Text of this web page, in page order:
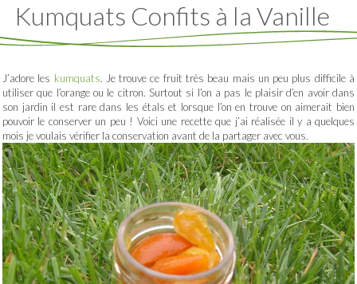
Kumquats Confits à la Vanille
J’adore les kumquats. Je trouve ce fruit très beau mais un peu plus difficile à
utiliser que l’orange ou le citron. Surtout si l’on a pas le plaisir d’en avoir dans
son jardin il est rare dans les étals et lorsque l’on en trouve on aimerait bien
pouvoir le conserver un peu ! Voici une recette que j’ai réalisée il y a quelques
mois je voulais vérifier la conservation avant de la partager avec vous.